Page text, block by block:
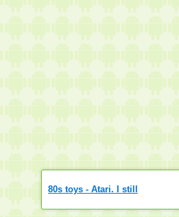
80s toys - Atari. I still